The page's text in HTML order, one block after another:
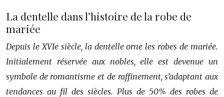
La dentelle dans l’histoire de la robe de
mariée
Depuis le XVIe siècle, la dentelle orne les robes de mariée.
Initialement réservée aux nobles, elle est devenue un
symbole de romantisme et de raffinement, s’adaptant aux
tendances au fil des siècles. Plus de 50% des robes de